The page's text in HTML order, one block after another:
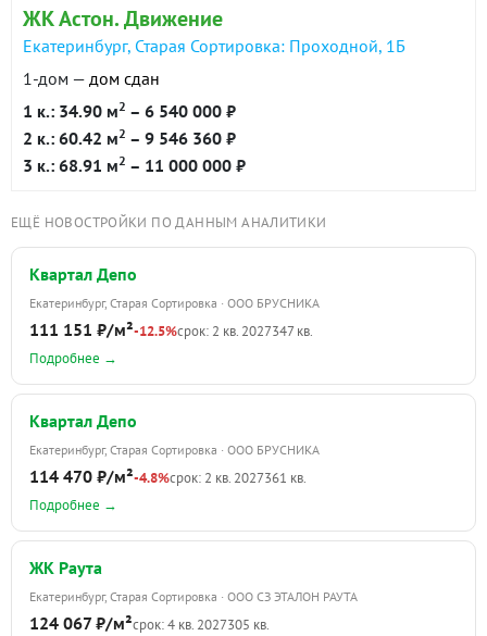
ЖК Астон. Движение
Екатеринбург, Старая Сортировка: Проходной, 1Б
1-дом — дом сдан
1 к.: 34.90 м2 – 6 540 000 ₽
2 к.: 60.42 м2 – 9 546 360 ₽
3 к.: 68.91 м2 – 11 000 000 ₽
ЕЩЁ НОВОСТРОЙКИ ПО ДАННЫМ АНАЛИТИКИ
Квартал Депо
Екатеринбург, Старая Сортировка · ООО БРУСНИКА
111 151 ₽/м²-12.5%срок: 2 кв. 2027347 кв.
Подробнее →
Квартал Депо
Екатеринбург, Старая Сортировка · ООО БРУСНИКА
114 470 ₽/м²-4.8%срок: 2 кв. 2027361 кв.
Подробнее →
ЖК Раута
Екатеринбург, Старая Сортировка · ООО СЗ ЭТАЛОН РАУТА
124 067 ₽/м²срок: 4 кв. 2027305 кв.